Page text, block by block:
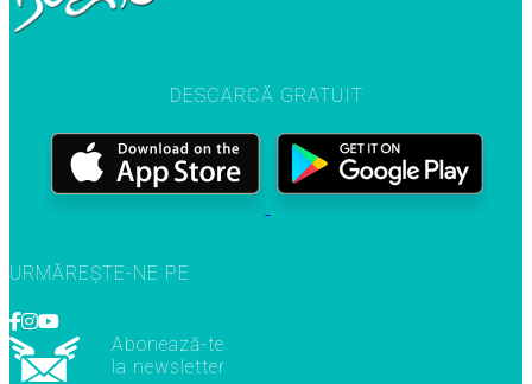
DESCARCĂ GRATUIT
URMĂREȘTE-NE PE
Abonează-te
la newsletter